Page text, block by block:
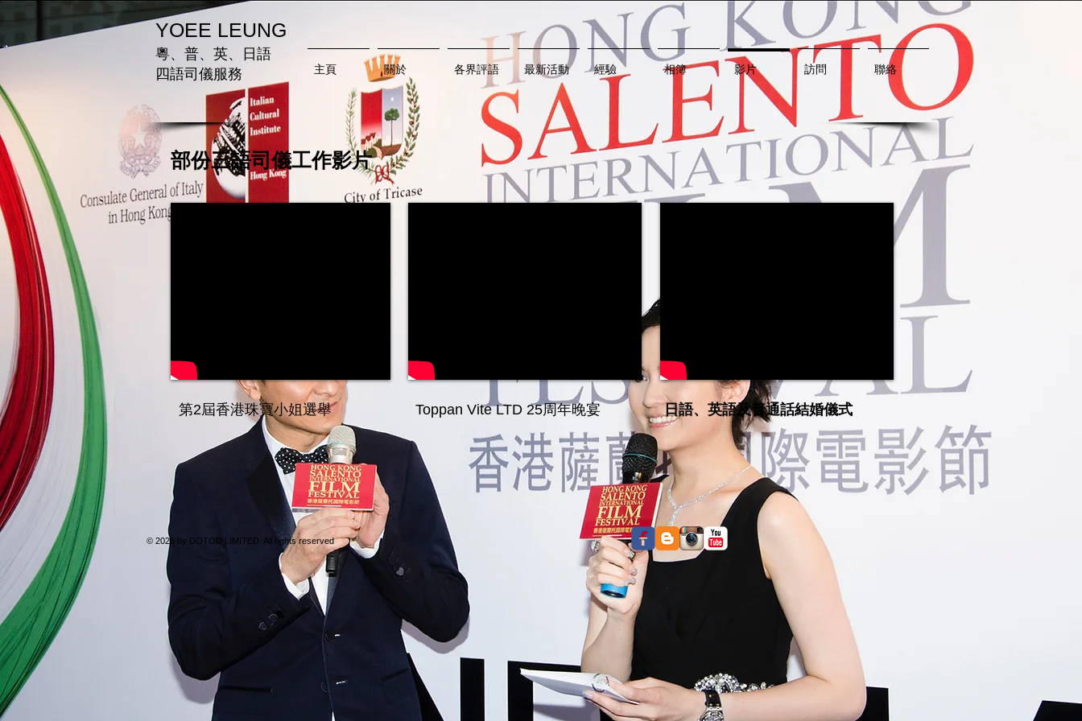
主頁 關於 各界評語 最新活動 經驗 相簿 影片 訪問 聯絡
​ YOEE LEUNG
粵、普、英、日語
四語司儀服務
部份三語司儀工作影片
第2屆香港珠寶小姐選舉 Toppan Vite LTD 25周年晚宴 日語、英語及普通話結婚儀式
© 2025 by DOTOD LIMITED . All rights reserved